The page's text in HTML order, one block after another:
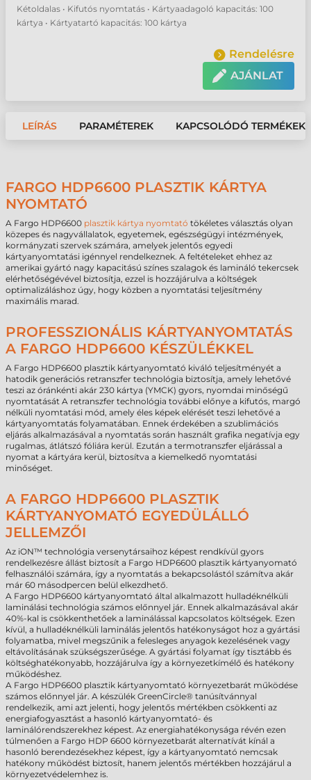
Kétoldalas • Kifutós nyomtatás • Kártyaadagoló kapacitás: 100
kártya • Kártyatartó kapacitás: 100 kártya
Rendelésre
AJÁNLAT
LEÍRÁS PARAMÉTEREK KAPCSOLÓDÓ TERMÉKEK
FARGO HDP6600 PLASZTIK KÁRTYA
NYOMTATÓ
A Fargo HDP6600 plasztik kártya nyomtató tökéletes választás olyan
közepes és nagyvállalatok, egyetemek, egészségügyi intézmények,
kormányzati szervek számára, amelyek jelentős egyedi
kártyanyomtatási igénnyel rendelkeznek. A feltételeket ehhez az
amerikai gyártó nagy kapacitású színes szalagok és lamináló tekercsek
elérhetőségévével biztosítja, ezzel is hozzájárulva a költségek
optimalizáláshoz úgy, hogy közben a nyomtatási teljesítmény
maximális marad.
PROFESSZIONÁLIS KÁRTYANYOMTATÁS
A FARGO HDP6600 KÉSZÜLÉKKEL
A Fargo HDP6600 plasztik kártyanyomtató kiváló teljesítményét a
hatodik generációs retranszfer technológia biztosítja, amely lehetővé
teszi az óránkénti akár 230 kártya (YMCK) gyors, nyomdai minőségű
nyomtatását A retranszfer technológia további előnye a kifutós, margó
nélküli nyomtatási mód, amely éles képek elérését teszi lehetővé a
kártyanyomtatás folyamatában. Ennek érdekében a szublimációs
eljárás alkalmazásával a nyomtatás során használt grafika negatívja egy
rugalmas, átlátszó fóliára kerül. Ezután a termotranszfer eljárással a
nyomat a kártyára kerül, biztosítva a kiemelkedő nyomtatási
minőséget.
A FARGO HDP6600 PLASZTIK
KÁRTYANYOMATÓ EGYEDÜLÁLLÓ
JELLEMZŐI
Az iON™ technológia versenytársaihoz képest rendkívül gyors
rendelkezésre állást biztosít a Fargo HDP6600 plasztik kártyanyomató
felhasználói számára, így a nyomtatás a bekapcsolástól számítva akár
már 60 másodpercen belül elkezdhető.
A Fargo HDP6600 kártyanyomtató által alkalmazott hulladéknélküli
laminálási technológia számos előnnyel jár. Ennek alkalmazásával akár
40%-kal is csökkenthetőek a laminálással kapcsolatos költségek. Ezen
kívül, a hulladéknélküli laminálás jelentős hatékonyságot hoz a gyártási
folyamatba, mivel megszűnik a felesleges anyagok kezelésének vagy
eltávolításának szükségszerűsége. A gyártási folyamat így tisztább és
költséghatékonyabb, hozzájárulva így a környezetkímélő és hatékony
működéshez.
A Fargo HDP6600 plasztik kártyanyomtató környezetbarát működése
számos előnnyel jár. A készülék GreenCircle® tanúsítvánnyal
rendelkezik, ami azt jelenti, hogy jelentős mértékben csökkenti az
energiafogyasztást a hasonló kártyanyomtató- és
laminálórendszerekhez képest. Az energiahatékonysága révén ezen
túlmenően a Fargo HDP 6600 környezetbarát alternatívát kínál a
hasonló berendezésekhez képest, így a kártyanyomtató nemcsak
hatékony működést biztosít, hanem jelentős mértékben hozzájárul a
környezetvédelemhez is.